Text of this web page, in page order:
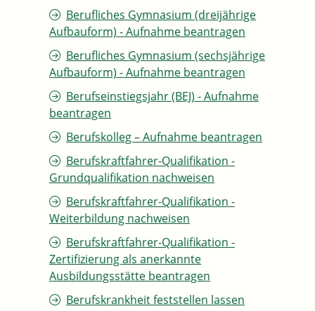
Berufliches Gymnasium (dreijährige
Aufbauform) - Aufnahme beantragen
Berufliches Gymnasium (sechsjährige
Aufbauform) - Aufnahme beantragen
Berufseinstiegsjahr (BEJ) - Aufnahme
beantragen
Berufskolleg – Aufnahme beantragen
Berufskraftfahrer-Qualifikation -
Grundqualifikation nachweisen
Berufskraftfahrer-Qualifikation -
Weiterbildung nachweisen
Berufskraftfahrer-Qualifikation -
Zertifizierung als anerkannte
Ausbildungsstätte beantragen
Berufskrankheit feststellen lassen